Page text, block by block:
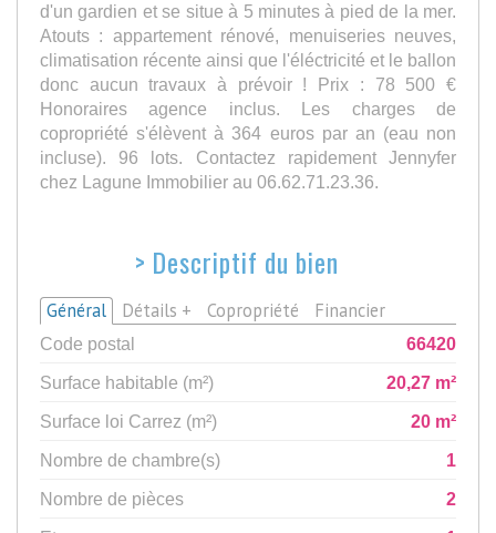
d'un gardien et se situe à 5 minutes à pied de la mer.
Atouts : appartement rénové, menuiseries neuves,
climatisation récente ainsi que l'éléctricité et le ballon
donc aucun travaux à prévoir ! Prix : 78 500 €
Honoraires agence inclus. Les charges de
copropriété s'élèvent à 364 euros par an (eau non
incluse). 96 lots. Contactez rapidement Jennyfer
chez Lagune Immobilier au 06.62.71.23.36.
> Descriptif du bien
Général Détails + Copropriété Financier
Code postal
66420
Surface habitable (m²)
20,27 m²
Surface loi Carrez (m²)
20 m²
Nombre de chambre(s)
1
Nombre de pièces
2